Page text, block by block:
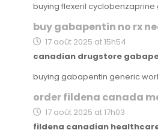
buying flexeril
buy gabapentin no rx
17 août 2025 at 15h54
canadian drugstore
buying gabapentin generic
order fildena canada
17 août 2025 at 17h03
fildena canadian